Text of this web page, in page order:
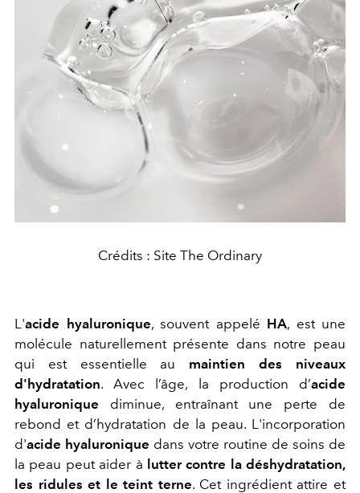
Crédits : Site The Ordinary
L'acide hyaluronique, souvent appelé HA, est une
molécule naturellement présente dans notre peau
qui est essentielle au maintien des niveaux
d'hydratation. Avec l’âge, la production d’acide
hyaluronique diminue, entraînant une perte de
rebond et d’hydratation de la peau. L'incorporation
d'acide hyaluronique dans votre routine de soins de
la peau peut aider à lutter contre la déshydratation,
les ridules et le teint terne. Cet ingrédient attire et